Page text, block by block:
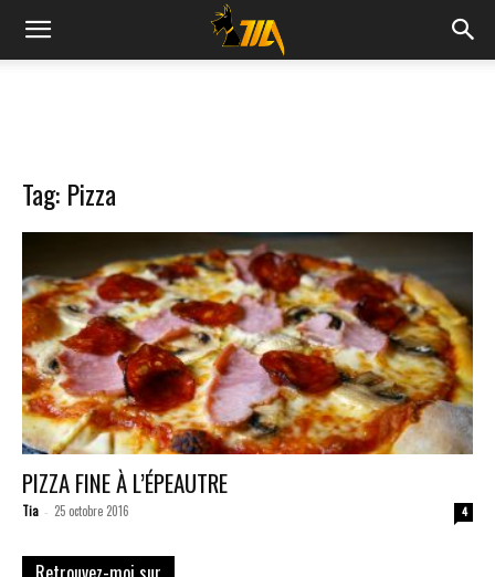
Cook
Tag: Pizza
PIZZA FINE À L’ÉPEAUTRE
Tia - 25 octobre 2016 4